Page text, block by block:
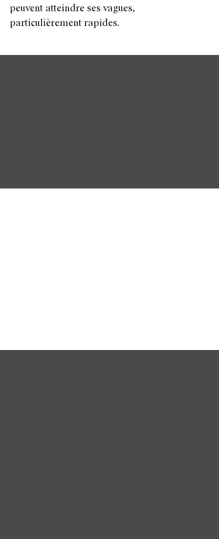
peuvent atteindre ses vagues,
particulièrement rapides.